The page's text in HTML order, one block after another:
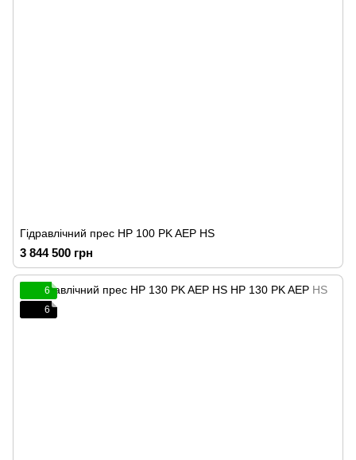
Гідравлічний прес HP 100 PK AEP HS
3 844 500 грн
6
6